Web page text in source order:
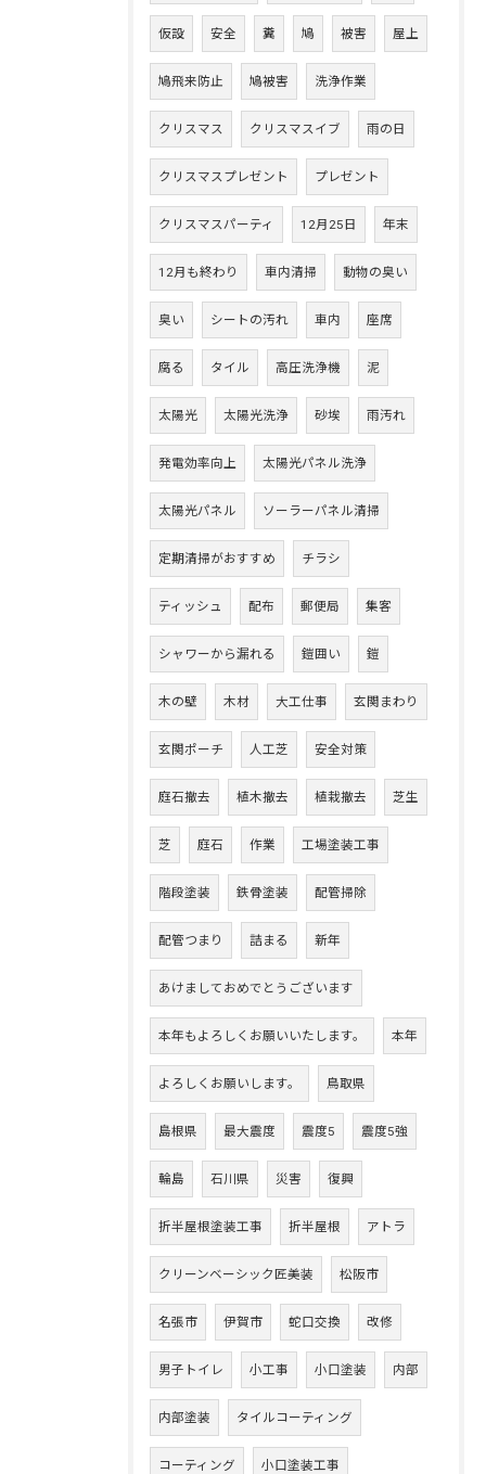
仮設 安全 糞 鳩 被害 屋上
鳩飛来防止 鳩被害 洗浄作業
クリスマス クリスマスイブ 雨の日
クリスマスプレゼント プレゼント
クリスマスパーティ 12月25日 年末
12月も終わり 車内清掃 動物の臭い
臭い シートの汚れ 車内 座席
腐る タイル 高圧洗浄機 泥
太陽光 太陽光洗浄 砂埃 雨汚れ
発電効率向上 太陽光パネル洗浄
太陽光パネル ソーラーパネル清掃
定期清掃がおすすめ チラシ
ティッシュ 配布 郵便局 集客
シャワーから漏れる 鎧囲い 鎧
木の壁 木材 大工仕事 玄関まわり
玄関ポーチ 人工芝 安全対策
庭石撤去 植木撤去 植栽撤去 芝生
芝 庭石 作業 工場塗装工事
階段塗装 鉄骨塗装 配管掃除
配管つまり 詰まる 新年
あけましておめでとうございます
本年もよろしくお願いいたします。 本年
よろしくお願いします。 鳥取県
島根県 最大震度 震度5 震度5強
輪島 石川県 災害 復興
折半屋根塗装工事 折半屋根 アトラ
クリーンベーシック匠美装 松阪市
名張市 伊賀市 蛇口交換 改修
男子トイレ 小工事 小口塗装 内部
内部塗装 タイルコーティング
コーティング 小口塗装工事